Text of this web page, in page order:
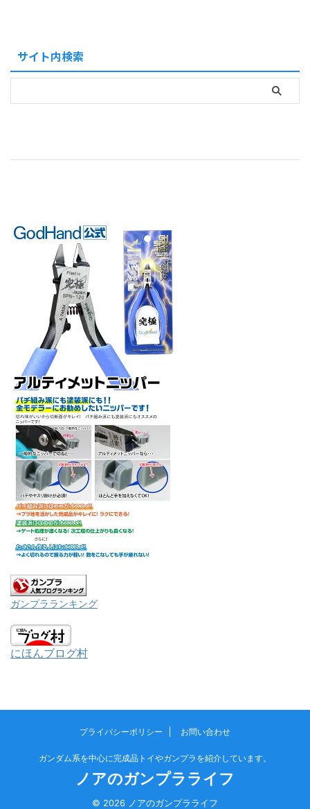
サイト内検索
ガンプラランキング
にほんブログ村
プライバシーポリシー お問い合わせ
ガンダム系を中心に完成品トイやガンプラを紹介しています。
ノアのガンプラライフ
© 2026 ノアのガンプラライフ